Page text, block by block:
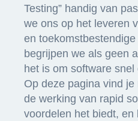
Testing” handig van
we ons op het leveren
en
begrijpen we als geen
het is om software
Op deze pagina vind
de werking van rapid
voordelen het biedt,